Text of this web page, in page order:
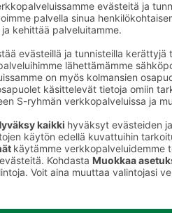
Palvelut
ABC-automaatti
Defibrillaattori